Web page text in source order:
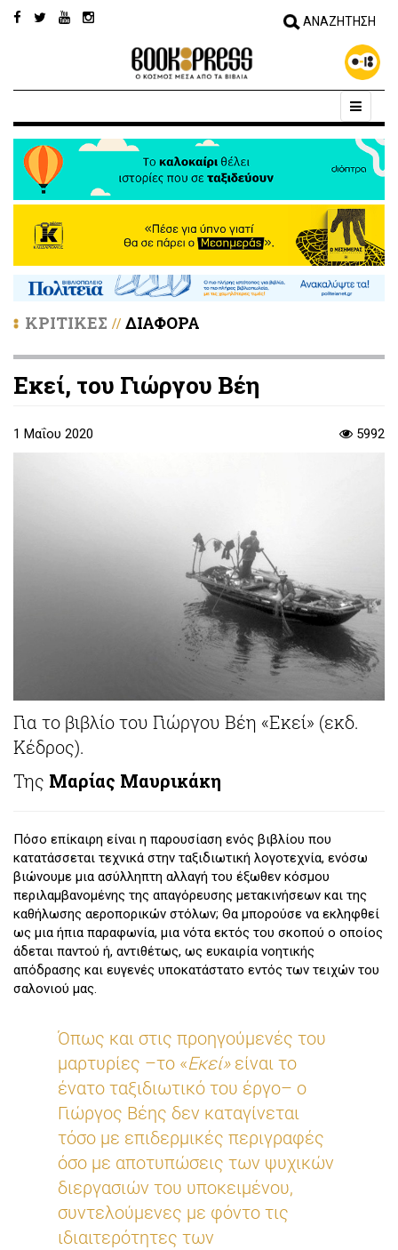
ΚΡΙΤΙΚΕΣ // ΔΙΑΦΟΡΑ
Εκεί, του Γιώργου Βέη
1 Μαΐου 2020 5992
Για το βιβλίο του Γιώργου Βέη «Εκεί» (εκδ.
Κέδρος).
Της Μαρίας Μαυρικάκη
Πόσο επίκαιρη είναι η παρουσίαση ενός βιβλίου που
κατατάσσεται τεχνικά στην ταξιδιωτική λογοτεχνία, ενόσω
βιώνουμε μια ασύλληπτη αλλαγή του έξωθεν κόσμου
περιλαμβανομένης της απαγόρευσης μετακινήσεων και της
καθήλωσης αεροπορικών στόλων; Θα μπορούσε να εκληφθεί
ως μια ήπια παραφωνία, μια νότα εκτός του σκοπού ο οποίος
άδεται παντού ή, αντιθέτως, ως ευκαιρία νοητικής
απόδρασης και ευγενές υποκατάστατο εντός των τειχών του
σαλονιού μας.
Όπως και στις προηγούμενές του
μαρτυρίες –το «Εκεί»είναι το
ένατο ταξιδιωτικό του έργο– ο
Γιώργος Βέης δεν καταγίνεται
τόσο με επιδερμικές περιγραφές
όσο με αποτυπώσεις των ψυχικών
διεργασιών του υποκειμένου,
συντελούμενες με φόντο τις
ιδιαιτερότητες των